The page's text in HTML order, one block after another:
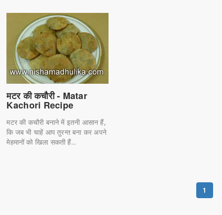
मटर की कचौरी - Matar
Kachori Recipe
मटर की कचौरी बनाने में इतनी आसान हैं,
कि जब भी चाहें आप तुरन्त बना कर अपने
मेहमानों को खिला सकती हैं...
1